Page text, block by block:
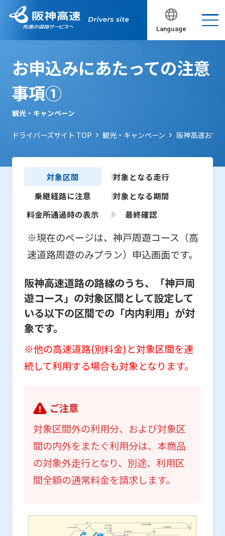
Language
お申込みにあたっての注意
事項①
観光・キャンペーン
ドライバーズサイト TOP 観光・キャンペーン 阪神高速おで
対象区間 対象となる走行
乗継経路に注意 対象となる期間
料金所通過時の表示 最終確認
※現在のページは、神戸周遊コース（高
速道路周遊のみプラン）申込画面です。
阪神高速道路の路線のうち、「神戸周
遊コース」の対象区間として設定して
いる以下の区間での「内内利用」が対
象です。
※他の高速道路(別料金)と対象区間を連
続して利用する場合も対象となります。
ご注意
対象区間外の利用分、および対象区
間の内外をまたぐ利用分は、本商品
の対象外走行となり、別途、利用区
間全額の通常料金を請求します。